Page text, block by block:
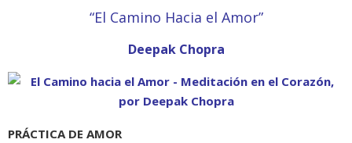
“El Camino Hacia el Amor”
Deepak Chopra
PRÁCTICA DE AMOR